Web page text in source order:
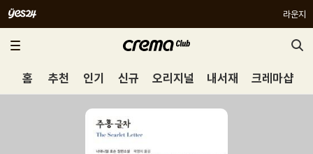
라운지
홈 추천 인기 신규 오리지널 내서재 크레마샵